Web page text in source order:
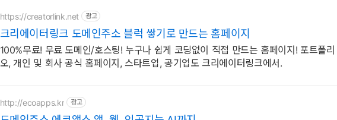
https://creatorlink.net 광고
크리에이터링크 도메인주소 블럭 쌓기로 만드는 홈페이지
100%무료! 무료 도메인/호스팅! 누구나 쉽게 코딩없이 직접 만드는 홈페이지! 포트폴리
오, 개인 및 회사 공식 홈페이지, 스타트업, 공기업도 크리에이터링크에서.
http://ecoapps.kr 광고